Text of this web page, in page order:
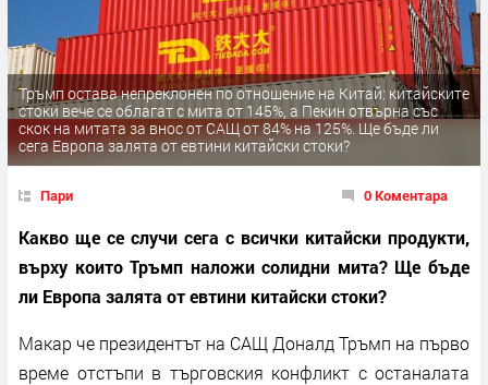
Тръмп остава непреклонен по отношение на Китай: китайските
стоки вече се облагат с мита от 145%, а Пекин отвърна със
скок на митата за внос от САЩ от 84% на 125%. Ще бъде ли
сега Европа залята от евтини китайски стоки?
Пари 0 Коментара
Какво ще се случи сега с всички китайски продукти,
върху които Тръмп наложи солидни мита? Ще бъде
ли Европа залята от евтини китайски стоки?
Макар че президентът на САЩ Доналд Тръмп на първо
време отстъпи в търговския конфликт с останалата